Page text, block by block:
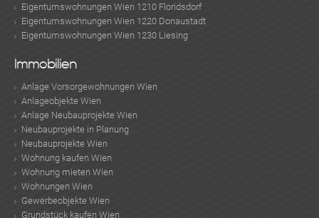
Eigentumswohnungen Wien 1210 Floridsdorf
Eigentumswohnungen Wien 1220 Donaustadt
Eigentumswohnungen Wien 1230 Liesing
Immobilien
Anlage Vorsorgewohnungen Wien
Anlageobjekte Wien
Anlage Neubauprojekte Wien
Neubauprojekte in Planung
Neubauprojekte Wien
Wohnung kaufen Wien
Wohnung mieten Wien
Wohnungen Wien
Gewerbeobjekte Wien
Grundstück kaufen Wien